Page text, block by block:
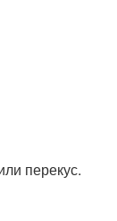
перекус.